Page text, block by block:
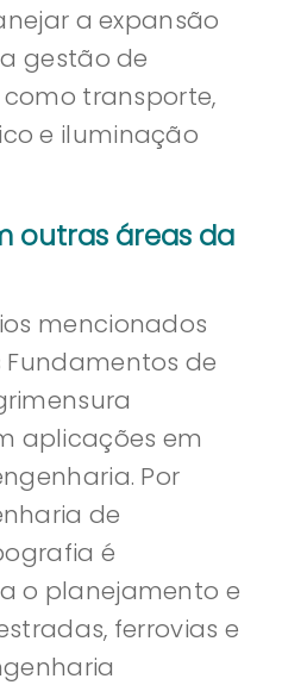
a expansão
gestão de
como transporte,
e iluminação
outras áreas da
mencionados
de
aplicações em
Por
de
é
o planejamento e
ferrovias e